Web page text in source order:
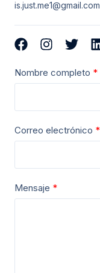
is.just.me1@gmail.com
Nombre completo
Correo electrónico
Mensaje